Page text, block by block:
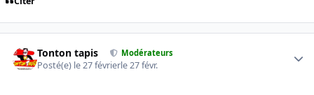
Tonton tapis Modérateurs
Posté(e) le 27 févrierle 27 févr.